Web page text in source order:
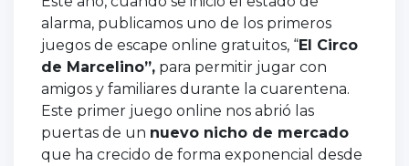
alarma, publicamos uno de los primeros
juegos de escape online gratuitos, “El Circo
de Marcelino”, para permitir jugar con
amigos y familiares durante la cuarentena.
Este primer juego online nos abrió las
puertas de un nuevo nicho de mercado
que ha crecido de forma exponencial desde